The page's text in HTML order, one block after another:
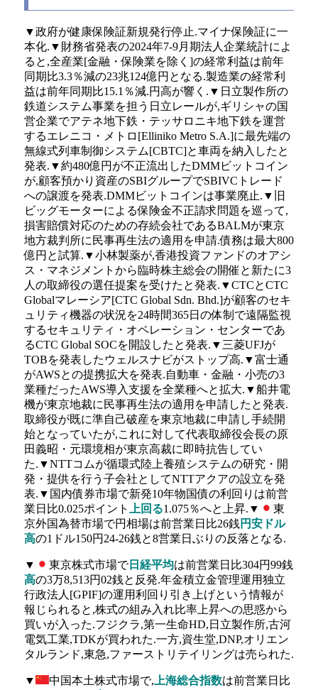
▼政府が健康保険証新規発行停止.マイナ保険証に一
本化.▼財務省発表の2024年7-9月期法人企業統計によ
ると,全産業[金融・保険業を除く]の経常利益は前年
同期比3.3％減の23兆124億円となる.製造業の経常利
益は前年同期比15.1％減.円高が響く.▼日立製作所の
鉄道システム事業を担う日立レールが,ギリシャの国
営企業でアテネ地下鉄・テッサロニキ地下鉄を運営
するエレニコ・メトロ[Elliniko Metro S.A.]に最先端の
無線式列車制御システム[CBTC]と車両を納入したと
発表.▼約480億円が不正流出したDMMビットコイン
が,顧客預かり資産のSBIグループでSBIVCトレード
への譲渡を発表.DMMビットコインは事業廃止.▼旧
ビッグモーターによる保険金不正請求問題を巡って,
損害賠償対応のための存続会社であるBALMが東京
地方裁判所に民事再生法の適用を申請.債務は最大800
億円と試算.▼小林製薬が,香港投資ファンドのオアシ
ス・マネジメントから臨時株主総会の開催と新たに3
人の取締役の選任提案を受けたと発表.▼CTCとCTC
Globalマレーシア[CTC Global Sdn. Bhd.]が顧客のセキ
ュリティ機器の状況を24時間365日の体制で遠隔監視
するセキュリティ・オペレーション・センターであ
るCTC Global SOCを開設したと発表.▼三菱UFJが
TOBを発表したウェルスナビがストップ高.▼富士通
がAWSとの提携拡大を発表.自動車・金融・小売の3
業種だったAWS導入支援を全業種へと拡大.▼船井電
機が東京地裁に民事再生法の適用を申請したと発表.
取締役が既に準自己破産を東京地裁に申請し手続開
始となっていたが,これに対して代表取締役会長の原
田義昭・元環境相が東京高裁に即時抗告してい
た.▼NTTコムが循環式陸上養殖システムの研究・開
発・提供を行う子会社としてNTTアクアの設立を発
表.▼国内債券市場で新発10年物国債の利回りは前営
業日比0.025ポイント
上回る1.075％へと上昇.▼
東
京外国為替市場で円相場は前営業日比26銭 円安ドル
高の1ドル150円24-26銭と8営業日ぶりの反落となる.
▼ 東京株式市場で日経平均は前営業日比304円99銭
高の3万8,513円02銭と反発.年金積立金管理運用独立
行政法人[GPIF]の運用利回り引き上げという情報が
報じられると,株式の組み入れ比率上昇への思惑から
買いが入った.フジクラ,第一生命HD,日立製作所,古河
電気工業,TDKが買われた.一方,資生堂,DNP,オリエン
タルランド,東急,ファーストリテイリングは売られた.
▼ 中国本土株式市場で, 上海総合指数は前営業日比